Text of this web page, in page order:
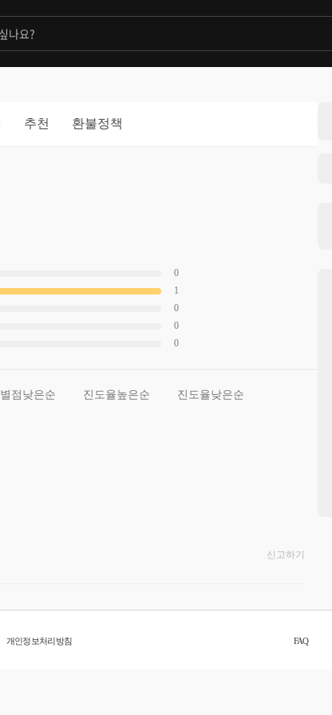
추천 환불정책
0
1
0
0
0
별점낮은순 진도율높은순 진도율낮은순
신고하기
개인정보처리방침 FAQ